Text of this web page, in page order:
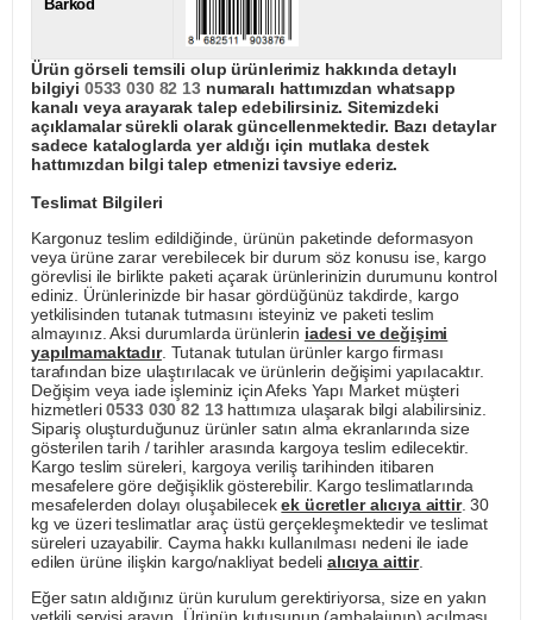
Barkod
Ürün görseli temsili olup ürünlerimiz hakkında detaylı
bilgiyi 0533 030 82 13numaralı hattımızdan whatsapp
kanalı veya arayarak talep edebilirsiniz. Sitemizdeki
açıklamalar sürekli olarak güncellenmektedir. Bazı detaylar
sadece kataloglarda yer aldığı için mutlaka destek
hattımızdan bilgi talep etmenizi tavsiye ederiz.
Teslimat Bilgileri
Kargonuz teslim edildiğinde, ürünün paketinde deformasyon
veya ürüne zarar verebilecek bir durum söz konusu ise, kargo
görevlisi ile birlikte paketi açarak ürünlerinizin durumunu kontrol
ediniz. Ürünlerinizde bir hasar gördüğünüz takdirde, kargo
yetkilisinden tutanak tutmasını isteyiniz ve paketi teslim
almayınız. Aksi durumlarda ürünlerin iadesi ve değişimi
yapılmamaktadır. Tutanak tutulan ürünler kargo firması
tarafından bize ulaştırılacak ve ürünlerin değişimi yapılacaktır.
Değişim veya iade işleminiz için Afeks Yapı Market müşteri
hizmetleri0533 030 82 13hattımıza ulaşarak bilgi alabilirsiniz.
Sipariş oluşturduğunuz ürünler satın alma ekranlarında size
gösterilen tarih / tarihler arasında kargoya teslim edilecektir.
Kargo teslim süreleri, kargoya veriliş tarihinden itibaren
mesafelere göre değişiklik gösterebilir. Kargo teslimatlarında
mesafelerden dolayı oluşabilecekek ücretler alıcıya aittir. 30
kg ve üzeri teslimatlar araç üstü gerçekleşmektedir ve teslimat
süreleri uzayabilir. Cayma hakkı kullanılması nedeni ile iade
edilen ürüne ilişkin kargo/nakliyat bedeli alıcıya aittir.
Eğer satın aldığınız ürün kurulum gerektiriyorsa, size en yakın